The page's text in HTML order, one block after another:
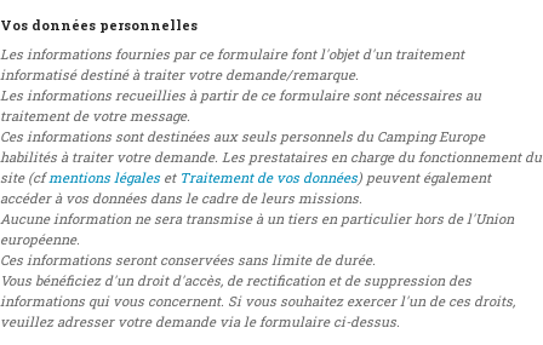
Vos données personnelles
Les informations fournies par ce formulaire font l'objet d'un traitement
informatisé destiné à traiter votre demande/remarque.
Les informations recueillies à partir de ce formulaire sont nécessaires au
traitement de votre message.
Ces informations sont destinées aux seuls personnels du Camping Europe
habilités à traiter votre demande. Les prestataires en charge du fonctionnement du
site (cfmentions légales et Traitement de vos données) peuvent également
accéder à vos données dans le cadre de leurs missions.
Aucune information ne sera transmise à un tiers en particulier hors de l'Union
européenne.
Ces informations seront conservées sans limite de durée.
Vous bénéficiez d'un droit d'accès, de rectification et de suppression des
informations qui vous concernent. Si vous souhaitez exercer l'un de ces droits,
veuillez adresser votre demande via le formulaire ci-dessus.